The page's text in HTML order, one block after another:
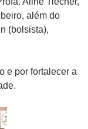
além do
(bolsista),
e por fortalecer a